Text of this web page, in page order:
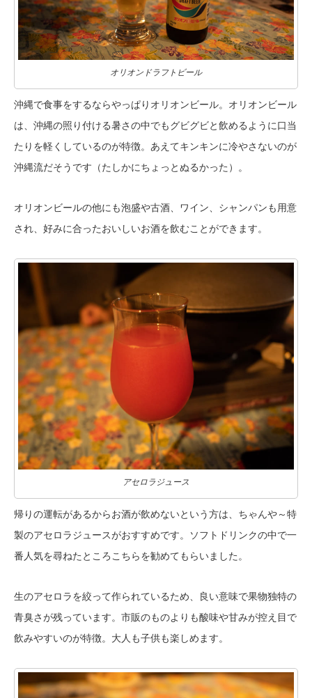
オリオンドラフトビール
沖縄で食事をするならやっぱりオリオンビール。オリオンビール
は、沖縄の照り付ける暑さの中でもグビグビと飲めるように口当
たりを軽くしているのが特徴。あえてキンキンに冷やさないのが
沖縄流だそうです（たしかにちょっとぬるかった）。
オリオンビールの他にも泡盛や古酒、ワイン、シャンパンも用意
され、好みに合ったおいしいお酒を飲むことができます。
アセロラジュース
帰りの運転があるからお酒が飲めないという方は、ちゃんや～特
製のアセロラジュースがおすすめです。ソフトドリンクの中で一
番人気を尋ねたところこちらを勧めてもらいました。
生のアセロラを絞って作られているため、良い意味で果物独特の
青臭さが残っています。市販のものよりも酸味や甘みが控え目で
飲みやすいのが特徴。大人も子供も楽しめます。